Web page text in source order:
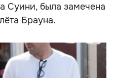
Суини, была замечена
Брауна.